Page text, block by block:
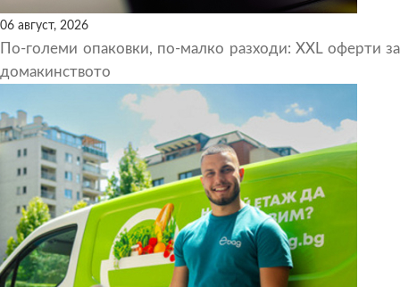
06 август, 2026
По-големи опаковки, по-малко разходи: XXL оферти за
домакинството